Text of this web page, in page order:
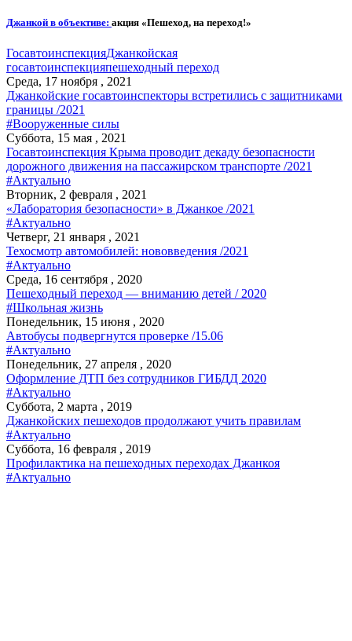
Джанкой в объективе: акция «Пешеход, на переход!»
ГосавтоинспекцияДжанкойская
госавтоинспекцияпешеходный переход
Среда, 17 ноября , 2021
Джанкойские госавтоинспекторы встретились с защитниками
границы /2021
#Вооруженные силы
Суббота, 15 мая , 2021
Госавтоинспекция Крыма проводит декаду безопасности
дорожного движения на пассажирском транспорте /2021
#Актуально
Вторник, 2 февраля , 2021
«Лаборатория безопасности» в Джанкое /2021
#Актуально
Четверг, 21 января , 2021
Техосмотр автомобилей: нововведения /2021
#Актуально
Среда, 16 сентября , 2020
Пешеходный переход — вниманию детей / 2020
#Школьная жизнь
Понедельник, 15 июня , 2020
Автобусы подвергнутся проверке /15.06
#Актуально
Понедельник, 27 апреля , 2020
Оформление ДТП без сотрудников ГИБДД 2020
#Актуально
Суббота, 2 марта , 2019
Джанкойских пешеходов продолжают учить правилам
#Актуально
Суббота, 16 февраля , 2019
Профилактика на пешеходных переходах Джанкоя
#Актуально